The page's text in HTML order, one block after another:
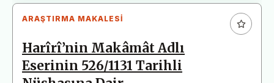
ARAŞTIRMA MAKALESI
Harîrî’nin Makâmât Adlı
Eserinin 526/1131 Tarihli